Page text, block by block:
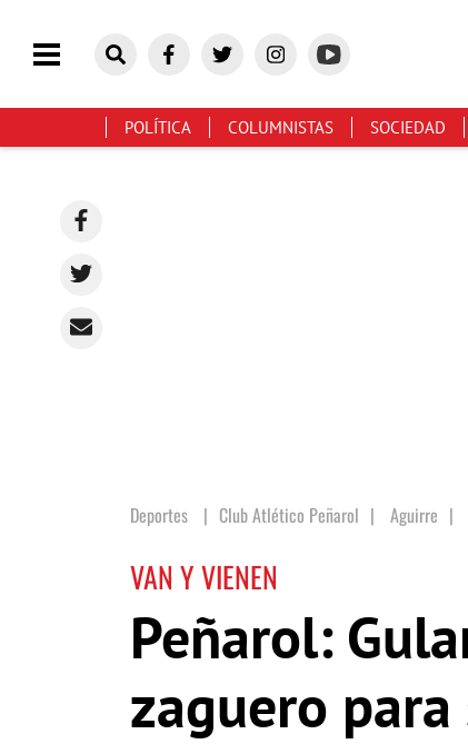
POLÍTICA COLUMNISTAS SOCIEDAD
Deportes Club Atlético Peñarol | Aguirre |
VAN Y VIENEN
Peñarol:
zaguero